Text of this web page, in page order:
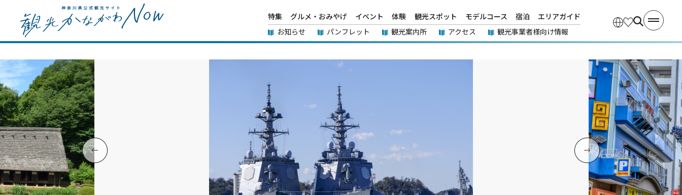
特集 グルメ・おみやげ イベント 体験 観光スポット モデルコース 宿泊
エリアガイド
お知らせ
パンフレット 観光案内所 アクセス 観光事業者様向け情報